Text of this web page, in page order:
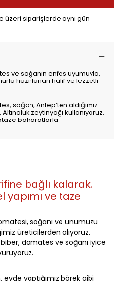
üzeri siparişlerde aynı gün
ve soğanın enfes uyumuyla,
hazırlanan hafif ve lezzetli
soğan, Antep’ten aldığımız
zeytinyağı kullanıyoruz.
baharatlarla
bağlı kalarak,
ve taze
soğanı ve unumuzu
üreticilerden alıyoruz.
domates ve soğanı iyice
yaptığımız börek gibi